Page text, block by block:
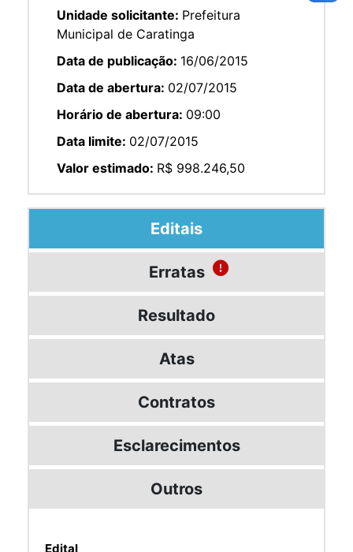
Unidade solicitante: Prefeitura
Municipal de Caratinga
Data de publicação: 16/06/2015
Data de abertura: 02/07/2015
Horário de abertura: 09:00
Data limite: 02/07/2015
Valor estimado: R$ 998.246,50
Editais
Erratas
Resultado
Atas
Contratos
Esclarecimentos
Outros
Edital